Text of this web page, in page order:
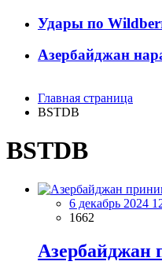
Удары по
Азербайджан
Главная страница
BSTDB
BSTDB
6 декабрь 2024
1662
Азербайджан